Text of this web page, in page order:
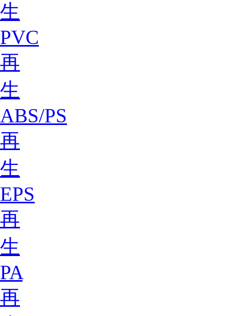
生
PVC
再
生
ABS/PS
再
生
EPS
再
生
PA
再